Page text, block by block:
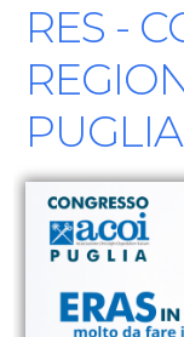
RES -
PUGLIA